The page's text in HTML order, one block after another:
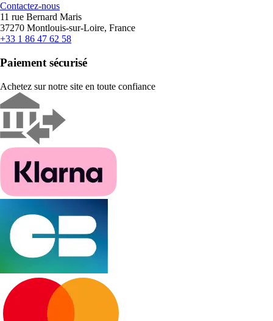
Contactez-nous
11 rue Bernard Maris
37270 Montlouis-sur-Loire, France
+33 1 86 47 62 58
Paiement sécurisé
Achetez sur notre site en toute confiance